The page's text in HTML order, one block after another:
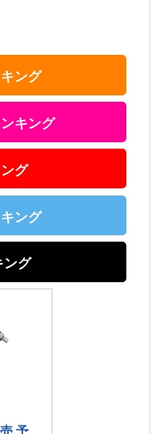
ング
キング
グ
ング
グ